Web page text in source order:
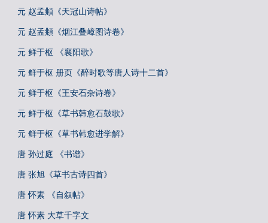
元 赵孟頫《天冠山诗帖》
元 赵孟頫《烟江叠嶂图诗卷》
元 鲜于枢 《襄阳歌》
元 鲜于枢 册页《醉时歌等唐人诗十二首》
元 鲜于枢《王安石杂诗卷》
元 鲜于枢《草书韩愈石鼓歌》
元 鲜于枢《草书韩愈进学解》
唐 孙过庭 《书谱》
唐 张旭《草书古诗四首》
唐 怀素 《自叙帖》
唐 怀素 大草千字文